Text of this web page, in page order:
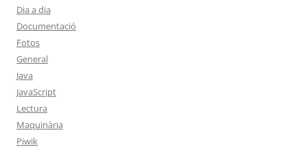
Dia a dia
Documentació
Fotos
General
Java
JavaScript
Lectura
Maquinària
Piwik